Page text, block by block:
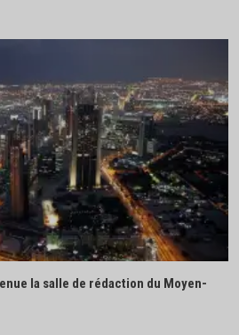
la salle de rédaction du Moyen-